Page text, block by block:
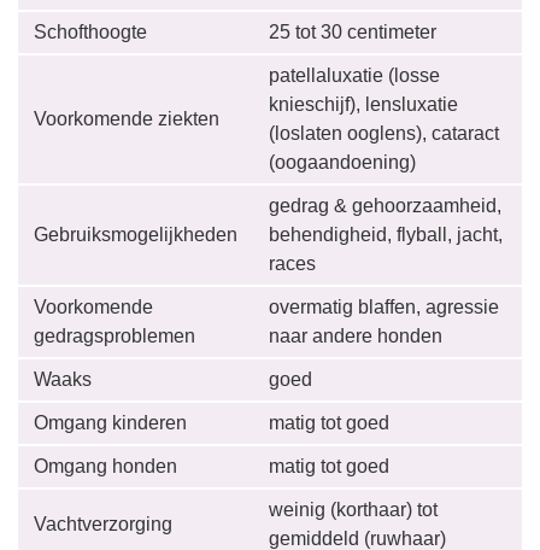
Schofthoogte 25 tot 30 centimeter
Voorkomende ziekten
patellaluxatie (losse
knieschijf), lensluxatie
(loslaten ooglens), cataract
(oogaandoening)
Gebruiksmogelijkheden
gedrag & gehoorzaamheid,
behendigheid, flyball, jacht,
races
Voorkomende
gedragsproblemen
overmatig blaffen, agressie
naar andere honden
Waaks goed
Omgang kinderen matig tot goed
Omgang honden matig tot goed
Vachtverzorging
weinig (korthaar) tot
gemiddeld (ruwhaar)